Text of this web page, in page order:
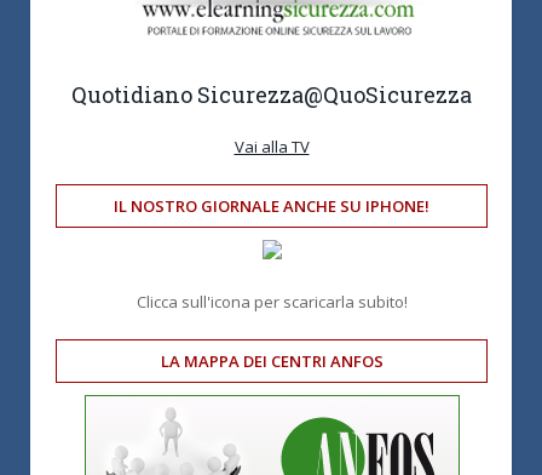
Quotidiano Sicurezza@QuoSicurezza
Vai alla TV
IL NOSTRO GIORNALE ANCHE SU IPHONE!
Clicca sull'icona per scaricarla subito!
LA MAPPA DEI CENTRI ANFOS